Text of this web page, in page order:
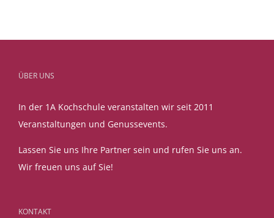
ÜBER UNS
In der 1A Kochschule veranstalten wir seit 2011
Veranstaltungen und Genussevents.
Lassen Sie uns Ihre Partner sein und rufen Sie uns an.
Wir freuen uns auf Sie!
KONTAKT